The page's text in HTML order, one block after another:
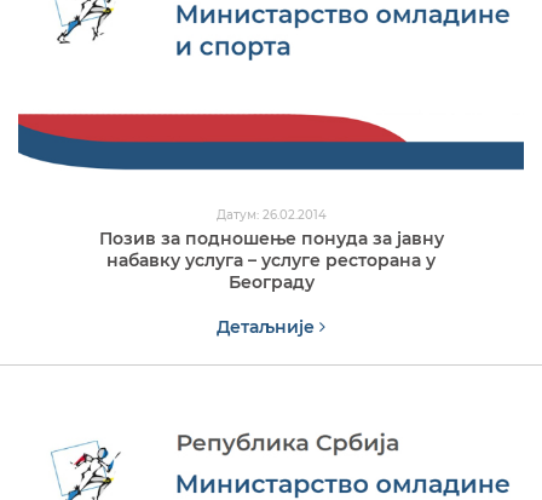
Датум: 26.02.2014
Позив за подношење понуда за јавну
набавку услуга – услуге ресторана у
Београду
Детаљније